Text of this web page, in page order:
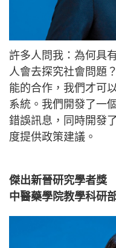
許多人問我：為何具
人會去探究社會問題
能的合作，我們才可
系統。我們開發了一
錯誤訊息，同時開發
度提供政策建議。
傑出新晉研究學者獎
中醫藥學院教學科研